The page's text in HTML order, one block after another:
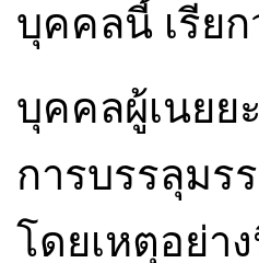
บุคคลนี้ เรีย
บุคคลผู้เนยย
การบรรลุมร
โดยเหตุอย่า